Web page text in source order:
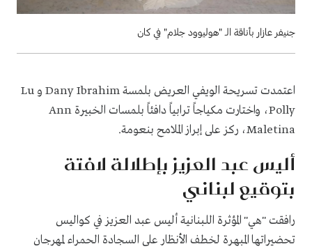
جنيفر عازار بأناقة الـ "هوليوود جلام" في كان
اعتمدت تسريحة الويفي العريض بلمسة Dany Ibrahim و Lu
Polly، واختارت مكياجاً ترابياً دافئاً بلمسات الخبيرة Ann
Maletina، ركز على إبراز الملامح بنعومة.
أليس عبد العزيز بإطلالة لافتة
بتوقيع لبناني
رافقت "هي" المؤثرة اللبنانية أليس عبد العزيز في كواليس
تحضيراتها المبهرة لخطف الأنظار على السجادة الحمراء لمهرجان